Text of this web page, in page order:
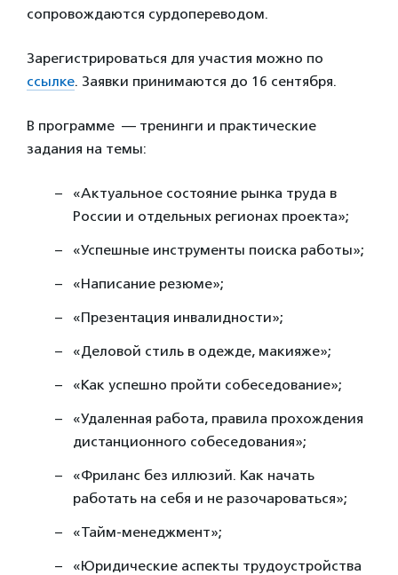
сопровождаются сурдопереводом.
Зарегистрироваться для участия можно по
ссылке. Заявки принимаются до 16 сентября.
В программе — тренинги и практические
задания на темы:
«Актуальное состояние рынка труда в
России и отдельных регионах проекта»;
«Успешные инструменты поиска работы»;
«Написание резюме»;
«Презентация инвалидности»;
«Деловой стиль в одежде, макияже»;
«Как успешно пройти собеседование»;
«Удаленная работа, правила прохождения
дистанционного собеседования»;
«Фриланс без иллюзий. Как начать
работать на себя и не разочароваться»;
«Тайм-менеджмент»;
«Юридические аспекты трудоустройства